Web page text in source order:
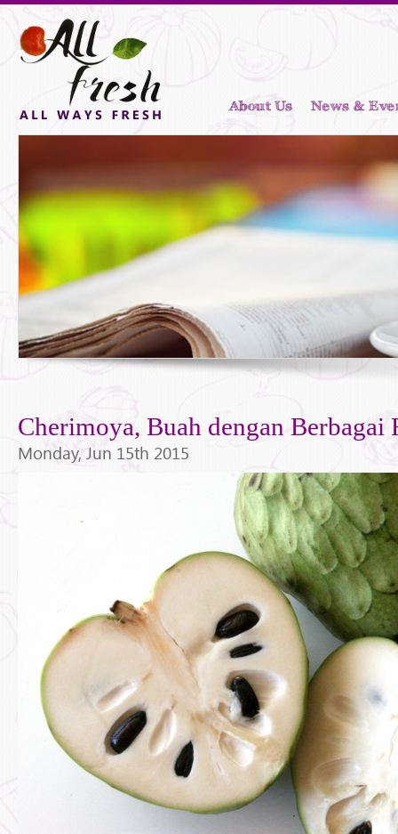
About Us News &
Cherimoya, Buah dengan Berbagai
Monday, Jun 15th 2015